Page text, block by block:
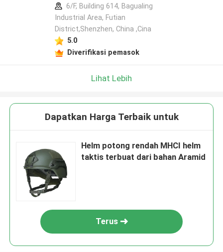
6/F, Building 614, Bagualing
Industrial Area, Futian
District,Shenzhen, China ,Cina
5.0
Diverifikasi pemasok
Lihat Lebih
Dapatkan Harga Terbaik untuk
Helm potong rendah MHCI helm
taktis terbuat dari bahan Aramid
Terus